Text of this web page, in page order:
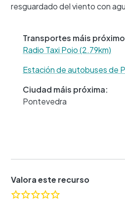
resguardado del viento con
Transportes máis
Radio Taxi Poio (2.79km)
Estación de autobuses de
Ciudad máis próxima:
Pontevedra
Valora este recurso